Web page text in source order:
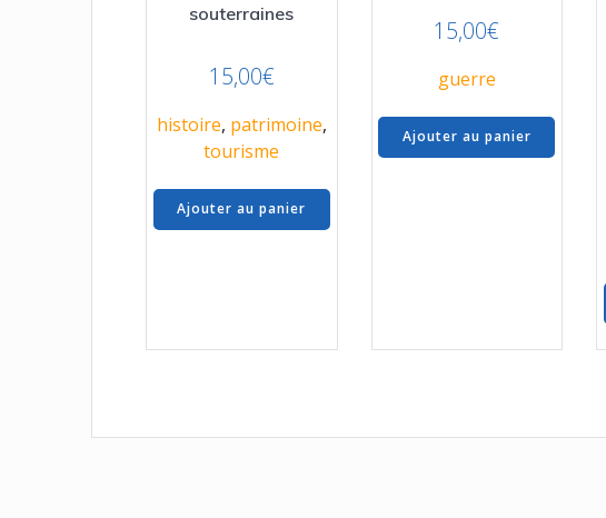
souterraines
15,00€
histoire, patrimoine,
tourisme
Ajouter au panier
15,00€
guerre
Ajouter au panier